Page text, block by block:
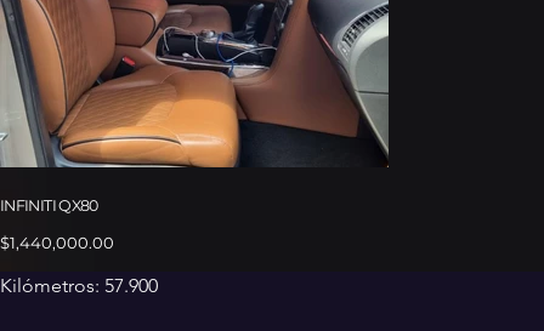
INFINITI QX80
Precio
$1,440,000.00
Kilómetros: 57.900